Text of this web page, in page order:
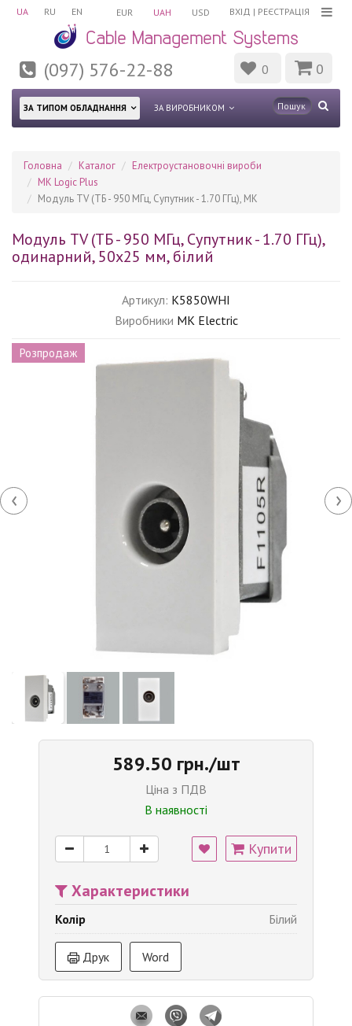
UA RU EN ВХІД | РЕЄСТРАЦІЯ
EUR UAH USD
(097) 576-22-88 0 0
ЗА ТИПОМ ОБЛАДНАННЯ ЗА ВИРОБНИКОМ
Головна Каталог
Електроустановочні вироби
MK Logic Plus
Модуль TV (ТБ - 950 МГц, Супутник - 1.70 ГГц), MK
Модуль TV (ТБ - 950 МГц, Супутник - 1.70 ГГц),
одинарний, 50х25 мм, білий
Артикул: K5850WHI
Виробники MK Electric
Розпродаж
‹ ›
589.50 грн./шт
Ціна з ПДВ
В наявності
Купити
Характеристики
Колір Білий
Друк Word